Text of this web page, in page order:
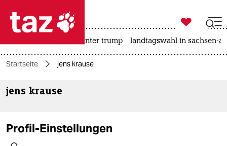
 taz zahl ich
taz zahl ich
themen

taz zahl ich
usa unter trump landtagswahl in sachsen-
Startseite jens krause
jens krause
Profil-Einstellungen